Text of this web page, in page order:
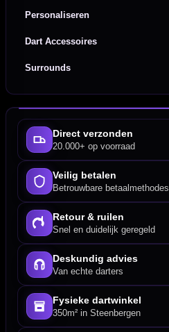
Personaliseren
Dart Accessoires
Surrounds
Direct verzonden
20.000+ op voorraad
Veilig betalen
Betrouwbare betaalmethodes
Retour & ruilen
Snel en duidelijk geregeld
Deskundig advies
Van echte darters
Fysieke dartwinkel
350m² in Steenbergen